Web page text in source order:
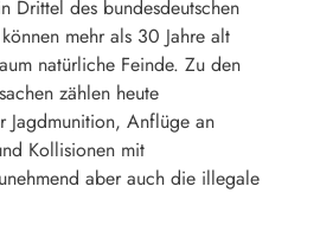
Drittel des bundesdeutschen
mehr als 30 Jahre alt
natürliche Feinde. Zu den
zählen heute
Jagdmunition, Anflüge an
Kollisionen mit
aber auch die illegale